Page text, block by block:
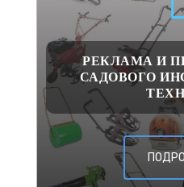
РЕКЛАМА И
САДОВОГО